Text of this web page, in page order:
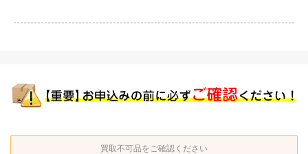
買取不可品をご確認ください